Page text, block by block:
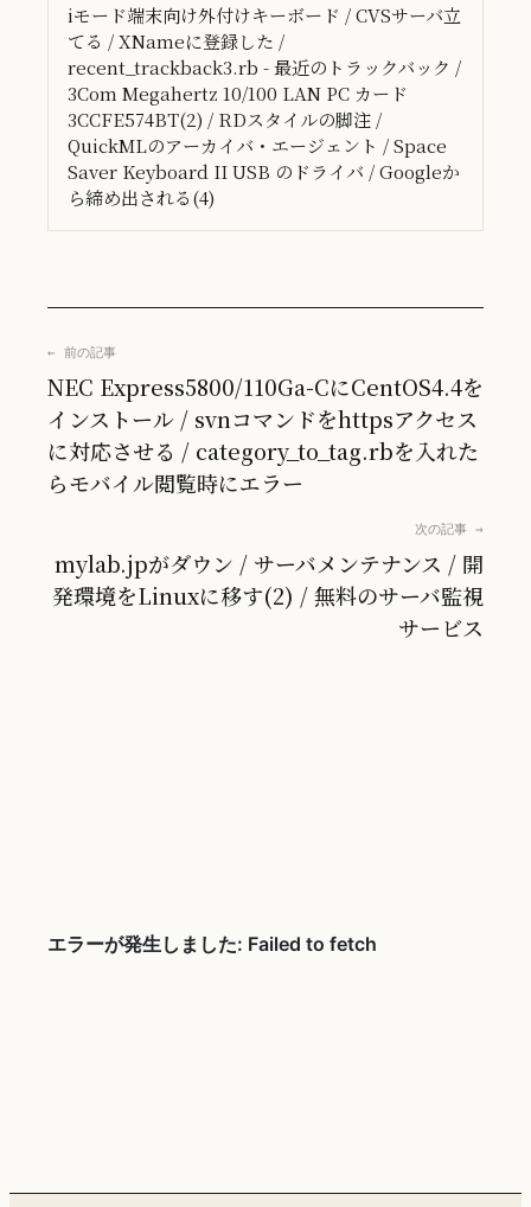
iモード端末向け外付けキーボード / CVSサーバ立
てる / XNameに登録した /
recent_trackback3.rb - 最近のトラックバック /
3Com Megahertz 10/100 LAN PC カード
3CCFE574BT(2) / RDスタイルの脚注 /
QuickMLのアーカイバ・エージェント / Space
Saver Keyboard II USB のドライバ / Googleか
ら締め出される(4)
← 前の記事
NEC Express5800/110Ga-CにCentOS4.4を
インストール / svnコマンドをhttpsアクセス
に対応させる / category_to_tag.rbを入れた
らモバイル閲覧時にエラー
次の記事 →
mylab.jpがダウン / サーバメンテナンス / 開
発環境をLinuxに移す(2) / 無料のサーバ監視
サービス